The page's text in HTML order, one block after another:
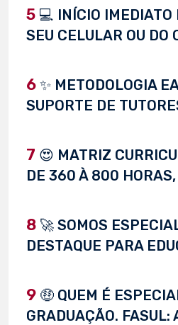
5 💻 INÍCIO IMEDIATO
SEU CELULAR OU DO
6 ✨ METODOLOGIA
SUPORTE DE
7 😍 MATRIZ
DE 360 À 800 HORAS,
8 🚀 SOMOS
DESTAQUE PARA
9 🤑 QUEM É
GRADUAÇÃO. FASUL: